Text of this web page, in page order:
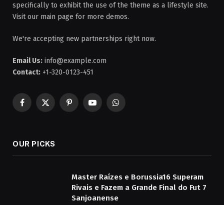
specifically to exhibit the use of the theme as a lifestyle site.
Visit our main page for more demos.
We're accepting new partnerships right now.
Email Us: info@example.com
Contact: +1-320-0123-451
Facebook
X
PinterestYouTubeWhatsApp
OUR PICKS
Master Raízes e Borussia16 Superam
Rivais e Fazem a Grande Final do Fut 7
Sanjoanense